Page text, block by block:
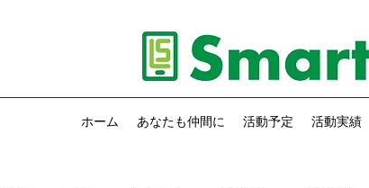
ホーム あなたも仲間に 活動予定 活動実績